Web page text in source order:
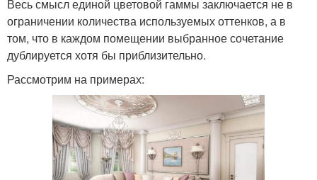
Весь смысл единой цветовой гаммы заключается не в
ограничении количества используемых оттенков, а в
том, что в каждом помещении выбранное сочетание
дублируется хотя бы приблизительно.
Рассмотрим на примерах: